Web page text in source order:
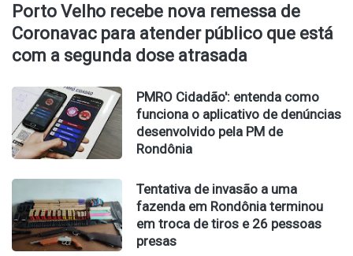
Porto Velho recebe nova remessa de
Coronavac para atender público que está
com a segunda dose atrasada
PMRO Cidadão': entenda como
funciona o aplicativo de denúncias
desenvolvido pela PM de
Rondônia
Tentativa de invasão a uma
fazenda em Rondônia terminou
em troca de tiros e 26 pessoas
presas